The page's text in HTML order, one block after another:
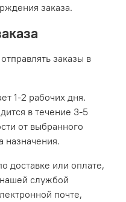
заказа.
заказы в
1-2 рабочих дня.
в течение 3-5
от выбранного
назначения.
доставке или оплате,
службой
почте,